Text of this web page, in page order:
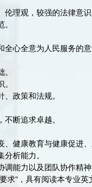
理观，较强的法律意识
心全意为人民服务的意
政策和法规。
断追求卓越。
健康教育与健康促进
析能力。
能力以及团队协作精神
求”，具有阅读本专业